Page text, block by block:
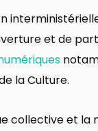
et de
la Culture.
collective et la